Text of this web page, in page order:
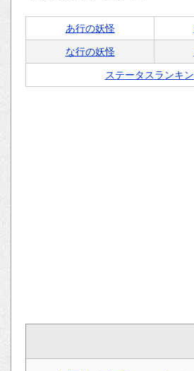
あ行の妖怪
な行の妖怪
ステータスランキ